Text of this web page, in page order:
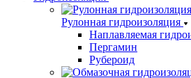
Рулонная гидроизоляция
Наплавляемая
Пергамин
Рубероид